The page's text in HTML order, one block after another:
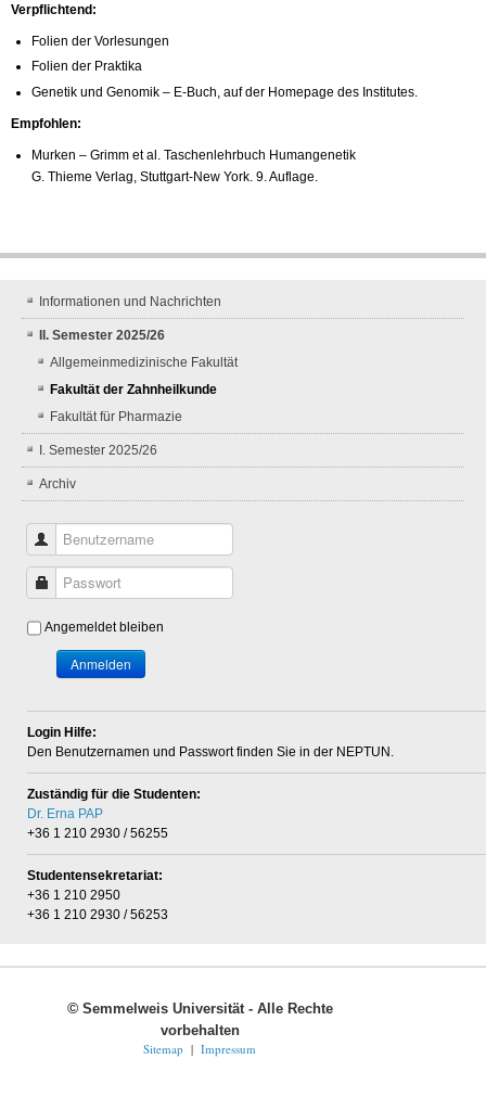
Verpflichtend:
Folien der Vorlesungen
Folien der Praktika
Genetik und Genomik – E-Buch, auf der Homepage des Institutes.
Empfohlen:
Murken – Grimm et al. Taschenlehrbuch Humangenetik
G. Thieme Verlag, Stuttgart-New York. 9. Auflage.
Informationen und Nachrichten
II. Semester 2025/26
Allgemeinmedizinische Fakultät
Fakultät der Zahnheilkunde
Fakultät für Pharmazie
I. Semester 2025/26
Archiv
Benutzername
Passwort
Angemeldet bleiben
Anmelden
Login Hilfe:
Den Benutzernamen und Passwort finden Sie in der NEPTUN.
Zuständig für die Studenten:
Dr. Erna PAP
+36 1 210 2930 / 56255
Studentensekretariat:
+36 1 210 2950
+36 1 210 2930 / 56253
©Semmelweis Universität - Alle Rechte
vorbehalten
Sitemap |Impressum